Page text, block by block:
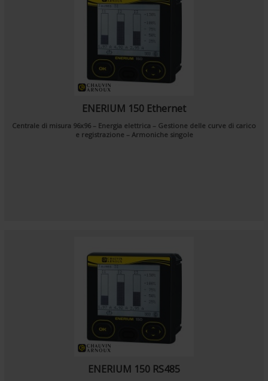
ENERIUM 150 Ethernet
Centrale di misura 96x96 – Energia elettrica – Gestione delle curve di carico
e registrazione – Armoniche singole
ENERIUM 150 RS485